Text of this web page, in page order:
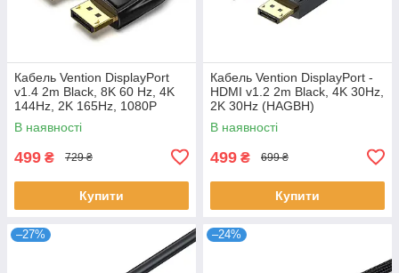
Кабель Vention DisplayPort
v1.4 2m Black, 8K 60 Hz, 4K
144Hz, 2K 165Hz, 1080P
240Hz (HCCBH)
В наявності
499 ₴ 729 ₴
Купити
Кабель Vention DisplayPort -
HDMI v1.2 2m Black, 4K 30Hz,
2K 30Hz (HAGBH)
В наявності
499 ₴ 699 ₴
Купити
–27% –24%